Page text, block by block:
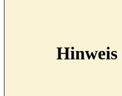
Hinweis